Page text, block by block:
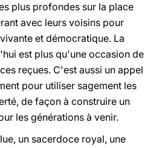
plus profondes sur la place
avec leurs voisins pour
et démocratique. La
est plus qu'une occasion de
reçues. C'est aussi un appel
pour utiliser sagement les
de façon à construire un
les générations à venir.
un sacerdoce royal, une